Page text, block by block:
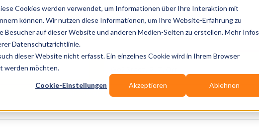
Cookies werden verwendet, um Informationen über Ihre Interaktion mit
können. Wir nutzen diese Informationen, um Ihre Website-Erfahrung zu
Besucher auf dieser Website und anderen Medien-Seiten zu erstellen. Mehr Infos
Datenschutzrichtlinie.
dieser Website nicht erfasst. Ein einzelnes Cookie wird in Ihrem Browser
werden möchten.
Cookie-Einstellungen Akzeptieren Ablehnen
Publikationen Branchen-Infos Services Blog
Wir suchen für Dich